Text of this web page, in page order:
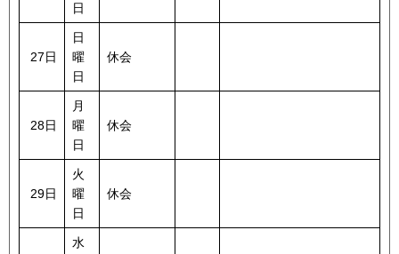
日
27日
日
曜
日
休会
28日
月
曜
日
休会
29日
火
曜
日
休会
水